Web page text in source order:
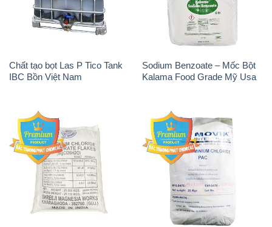
Chất tạo bọt Las P Tico Tank
IBC Bồn Việt Nam
Sodium Benzoate – Mốc Bột
Kalama Food Grade Mỹ Usa